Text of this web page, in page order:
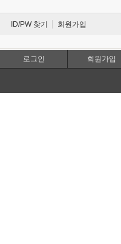
ID/PW 찾기 회원가입
로그인 회원가입